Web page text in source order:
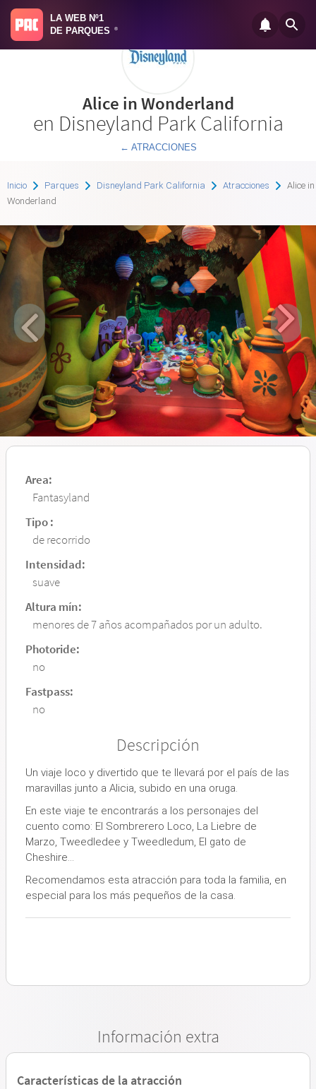
LA WEB Nº1
DE PARQUES
®
Alice in Wonderland
en Disneyland Park California
← ATRACCIONES
Inicio Parques Disneyland Park California Atracciones
Alice in
Wonderland
Area:
Fantasyland
Tipo :
de recorrido
Intensidad:
suave
Altura mín:
menores de 7 años acompañados por un adulto.
Photoride:
no
Fastpass:
no
Descripción
Un viaje loco y divertido que te llevará por el país de las
maravillas junto a Alicia, subido en una oruga.
En este viaje te encontrarás a los personajes del
cuento como: El Sombrerero Loco, La Liebre de
Marzo, Tweedledee y Tweedledum, El gato de
Cheshire…
Recomendamos esta atracción para toda la familia, en
especial para los más pequeños de la casa.
Información extra
Características de la atracción